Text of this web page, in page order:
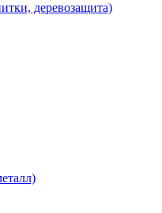
деревозащита)